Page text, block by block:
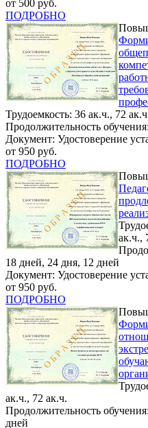
от 500 руб.
ПОДРОБНО
Трудоемкость: 36 ак.ч., 72
Продолжительность
Документ: Удостоверение
от 950 руб.
ПОДРОБНО
ак.ч.,
18 дней, 24 дня, 12 дней
Документ: Удостоверение
от 950 руб.
ПОДРОБНО
ак.ч., 72 ак.ч.
Продолжительность
дней